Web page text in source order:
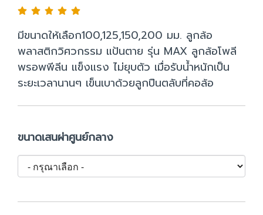
มีขนาดให้เลือก100,125,150,200 มม. ลูกล้อ
พลาสติกวิศวกรรม แป้นตาย รุ่น MAX ลูกล้อโพลี
พรอพพีลีน แข็งแรง ไม่ยุบตัว เมื่อรับน้ำหนักเป็น
ระยะเวลานานๆ เข็นเบาด้วยลูกปืนตลับที่คอล้อ
ขนาดเสนผ่าศูนย์กลาง